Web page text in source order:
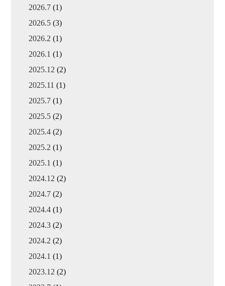
2026.7 (1)
2026.5 (3)
2026.2 (1)
2026.1 (1)
2025.12 (2)
2025.11 (1)
2025.7 (1)
2025.5 (2)
2025.4 (2)
2025.2 (1)
2025.1 (1)
2024.12 (2)
2024.7 (2)
2024.4 (1)
2024.3 (2)
2024.2 (2)
2024.1 (1)
2023.12 (2)